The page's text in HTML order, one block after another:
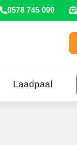
0578 745 090
Laadpaal